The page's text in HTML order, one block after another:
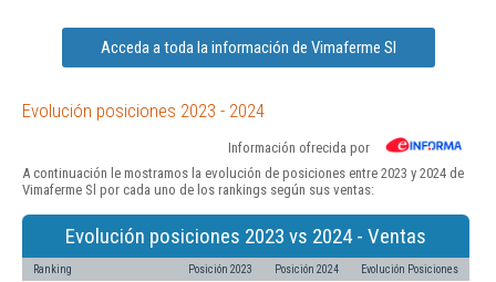
Acceda a toda la información de Vimaferme Sl
Evolución posiciones 2023 - 2024
Información ofrecida por
A continuación le mostramos la evolución de posiciones entre 2023 y 2024 de
Vimaferme Sl por cada uno de los rankings según sus ventas:
Evolución posiciones 2023 vs 2024 - Ventas
Ranking Posición 2023 Posición 2024 Evolución Posiciones